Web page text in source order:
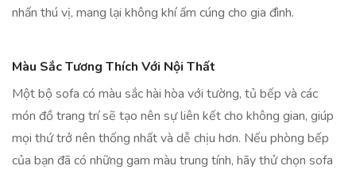
nhấn thú vị, mang lại không khí ấm cúng cho gia đình.
Màu Sắc Tương Thích Với Nội Thất
Một bộ sofa có màu sắc hài hòa với tường, tủ bếp và các
món đồ trang trí sẽ tạo nên sự liên kết cho không gian, giúp
mọi thứ trở nên thống nhất và dễ chịu hơn. Nếu phòng bếp
của bạn đã có những gam màu trung tính, hãy thử chọn sofa